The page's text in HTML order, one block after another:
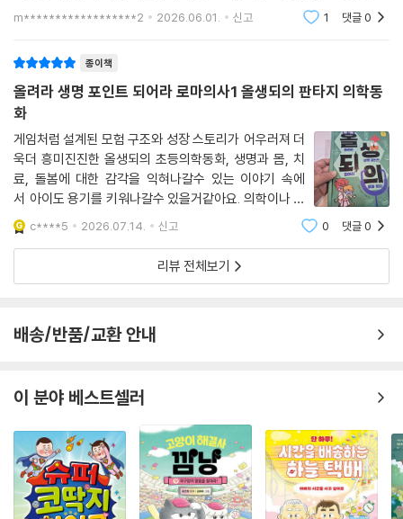
이 책은 피를 무서워하는 주인공과 조금은 수상한 의사 토끼우스가 생명을
작한 여러분에게 한 가지 부탁하고 싶은 것이 있어요. ‘왜’라는 물음을 자주
던져보는 거예요. “내 몸이 어떤 신호를 보냈을까?”, “이 약은 어떻게 내
몸속 세균과 싸울 까?” 하고 말이죠.
스스로 질문하고 원리를 깨달을 때, 과학과 의학은 여러분과 소중한 사람
들의 건강을 지키고 생명을 구할 수 있는 든든한 친구가 된답니다. 얼떨결
에 시작된 모험에서 주인공이 사람들을 구해냈듯이 여러분도 과학과 따뜻
한 마음으로 소중한 생명을 지킬 수 있을 거예요.
- 과학동화 작가, 현직 고등학교 과학교사 이민아
이 이야기는 “사람을 살린다는 건 어떤 마음일까?”하는 아주 단순한 질문
를 보면 무섭고, 잘못할까 봐 걱정도 많이 하지요. 하지만 눈앞에서 아파하
는 사람을 그냥 지나치지 못합니다. 그래서 주인공은 도망치지 않고, 조심
명을 살리는 모험이 시 작됩니다.
로마시대는 지금과 많이 달랐어요. 아프면 찾아갈 병원이 많지 않았고, 몸
안에서 왜 아픈 일이 생기는지 알 방법도 많지 않았어요. 그속에서 주인공
이 가진 힘은 머리가 좋은 것이 아니라, 작은 신호도 놓치지 않고 누군가를
도와주고 싶어 하는 따뜻한 마음이었습니다.
강인은 어느 날 로마제국의 소년 ‘돌아이누스’가 되어, 사람을 살려야만 집
m******************2 2026.06.01. 신고 1 댓글0
종이책
올려라 생명 포인트 되어라 로마의사1 올생되의 판타지 의학동
화
게임처럼 설계된 모험 구조와 성장 스토리가 어우러져 더
욱더 흥미진진한 올생되의 초등의학동화, 생명과 몸, 치
료, 돌봄에 대한 감각을 익혀나갈수 있는 이야기 속에
서 아이도 용기를 키워나갈수 있을거같아요. 의학이나 과
학분야에 관심이 많은 아이들이라면 더욱 재미있게 볼수
있겠어요. ㅎㅎ모험과 의학/과학의 조합으로 아이들에게
지식까지 전달해주는 알찬 초등의학동화올려라 생
c****5 2026.07.14. 신고 0 댓글0
리뷰 전체보기
배송/반품/교환 안내
이 분야 베스트셀러